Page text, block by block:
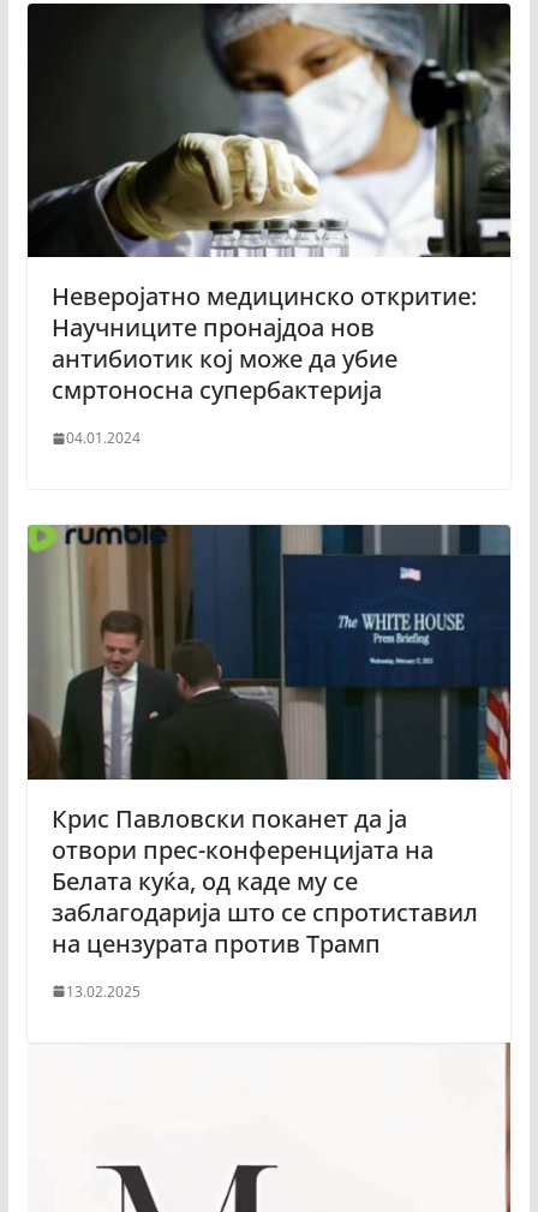
Неверојатно медицинско откритие:
Научниците пронајдоа нов
антибиотик кој може да убие
смртоносна супербактерија
04.01.2024
Крис Павловски поканет да ја
отвори прес-конференцијата на
Белата куќа, од каде му се
заблагодарија што се спротиставил
на цензурата против Трамп
13.02.2025